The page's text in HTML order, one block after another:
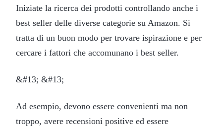
Iniziate la ricerca dei prodotti controllando anche i
best seller delle diverse categorie su Amazon. Si
tratta di un buon modo per trovare ispirazione e per
cercare i fattori che accomunano i best seller.
&#13; &#13;
Ad esempio, devono essere convenienti ma non
troppo, avere recensioni positive ed essere